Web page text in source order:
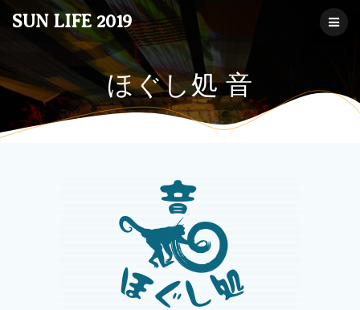
テ
ン
ツ
へ
ス
SUN LIFE 2019
ほぐし処 音